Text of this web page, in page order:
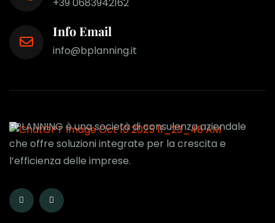
Info Email
info@bplanning.it
BPLANNING è una società di consulenza aziendale
che offre soluzioni integrate per la crescita e
l’efficienza delle imprese.